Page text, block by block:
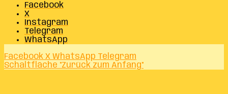
Facebook
X
Instagram
Telegram
WhatsApp
Facebook X WhatsApp Telegram
Schaltfläche "Zurück zum Anfang"